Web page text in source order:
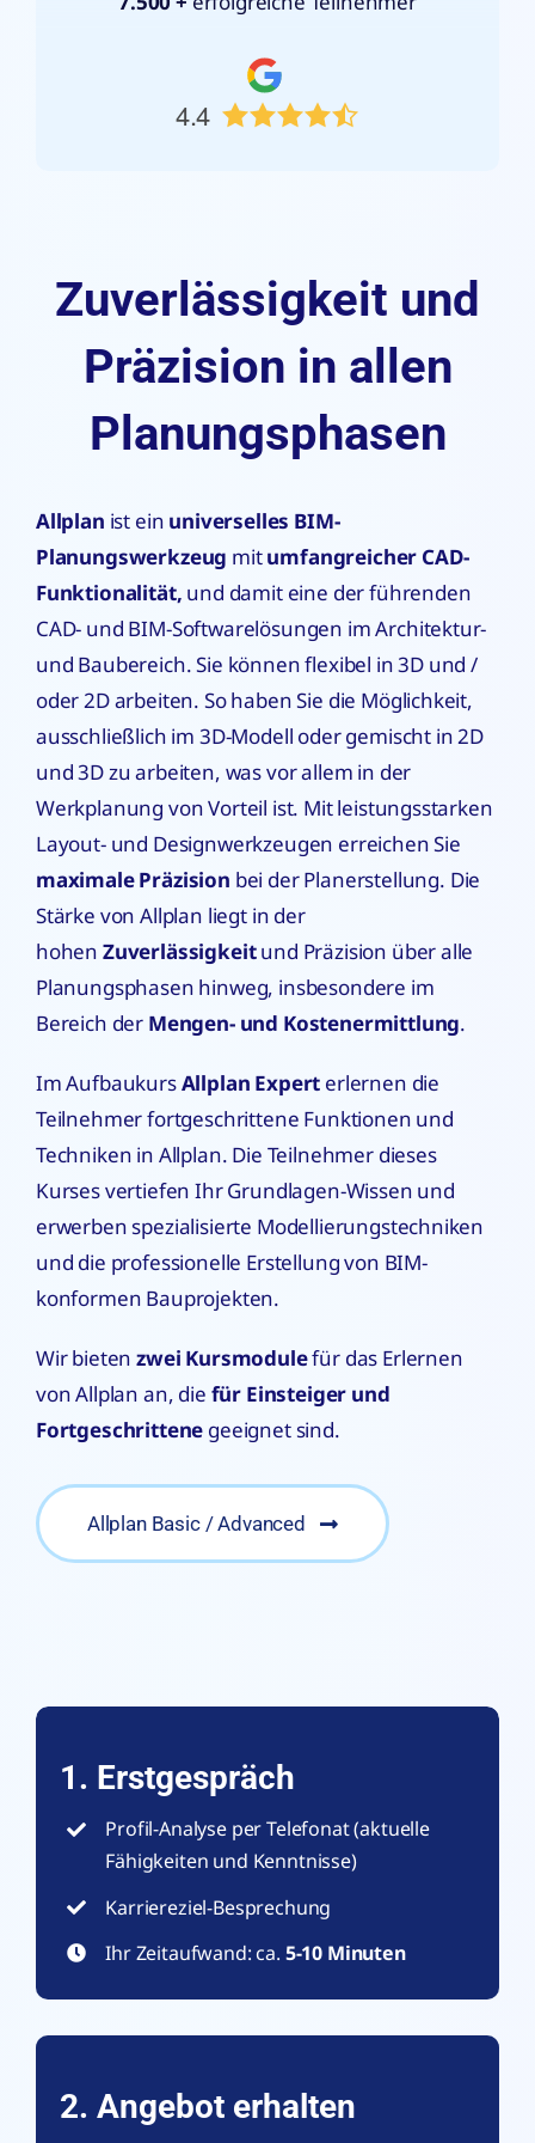
4.4
Zuverlässigkeit und
Präzision in allen
Planungsphasen
Allplan ist ein universelles BIM-
Planungswerkzeug mitumfangreicher CAD-
Funktionalität, und damit eine der führenden
CAD- und BIM-Softwarelösungen im Architektur-
und Baubereich. Sie können flexibel in 3D und /
oder 2D arbeiten. So haben Sie die Möglichkeit,
ausschließlich im 3D-Modell oder gemischt in 2D
und 3D zu arbeiten, was vor allem in der
Werkplanung von Vorteil ist. Mit leistungsstarken
Layout- und Designwerkzeugen erreichen Sie
maximale Präzision bei der Planerstellung. Die
Stärke von Allplan liegt in der
hohen Zuverlässigkeitund Präzision über alle
Planungsphasen hinweg, insbesondere im
Bereich der Mengen- und Kostenermittlung.
Im AufbaukursAllplan Expert erlernen die
Teilnehmer fortgeschrittene Funktionen und
Techniken in Allplan. Die Teilnehmer dieses
Kurses vertiefen Ihr Grundlagen-Wissen und
erwerben spezialisierte Modellierungstechniken
und die professionelle Erstellung von BIM-
konformen Bauprojekten.
Wir bietenzwei Kursmodulefür das Erlernen
von Allplan an, die für Einsteiger und
Fortgeschrittene geeignet sind.
Allplan Basic / Advanced
1. Erstgespräch
Profil-Analyse per Telefonat (aktuelle
Fähigkeiten und Kenntnisse)
Karriereziel-Besprechung
Ihr Zeitaufwand: ca. 5-10 Minuten
2. Angebot erhalten